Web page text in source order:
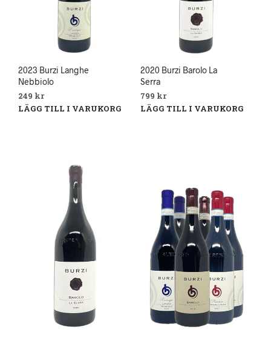
2023 Burzi Langhe
Nebbiolo
249 kr
LÄGG TILL I VARUKORG
2020 Burzi Barolo La
Serra
799 kr
LÄGG TILL I VARUKORG